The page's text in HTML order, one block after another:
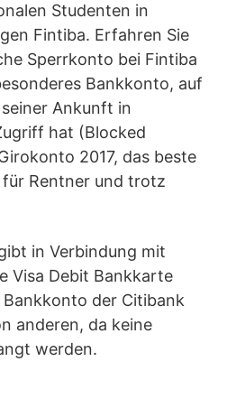
Studenten in
Fintiba. Erfahren Sie
Sperrkonto bei Fintiba
Bankkonto, auf
Ankunft in
hat (Blocked
2017, das beste
Rentner und trotz
in Verbindung mit
Visa Debit Bankkarte
der Citibank
anderen, da keine
werden.